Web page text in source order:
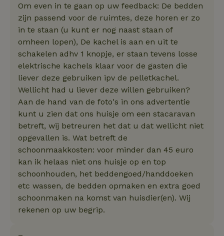
Om even in te gaan op uw feedback: De bedden
zijn passend voor de ruimtes, deze horen er zo
in te staan (u kunt er nog naast staan of
omheen lopen), De kachel is aan en uit te
schakelen adhv 1 knopje, er staan tevens losse
elektrische kachels klaar voor de gasten die
liever deze gebruiken ipv de pelletkachel.
Wellicht had u liever deze willen gebruiken?
Aan de hand van de foto's in ons advertentie
kunt u zien dat ons huisje om een stacaravan
betreft, wij betreuren het dat u dat wellicht niet
opgevallen is. Wat betreft de
schoonmaakkosten: voor minder dan 45 euro
kan ik helaas niet ons huisje op en top
schoonhouden, het beddengoed/handdoeken
etc wassen, de bedden opmaken en extra goed
schoonmaken na komst van huisdier(en). Wij
rekenen op uw begrip.